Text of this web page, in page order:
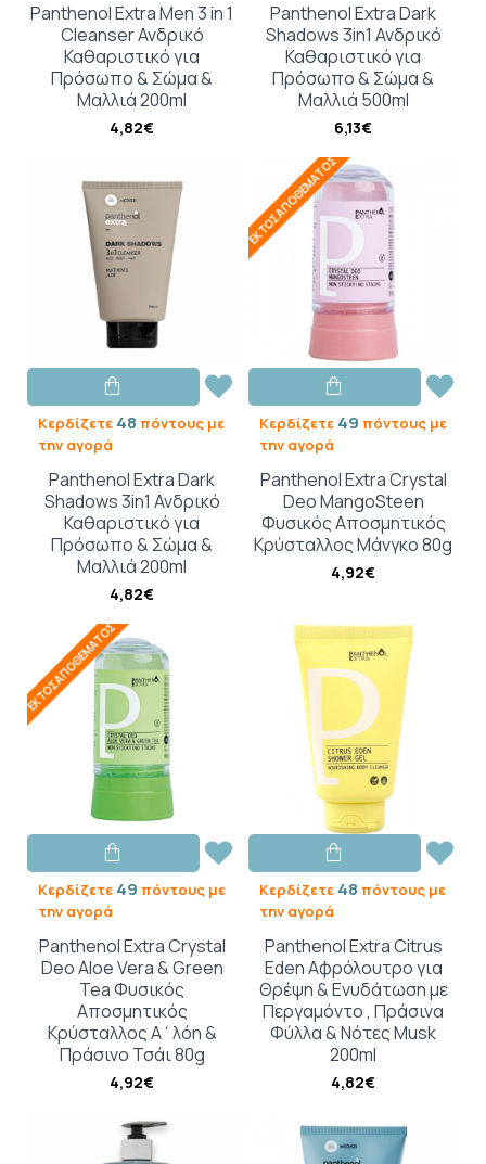
Panthenol Extra Men 3 in 1
Cleanser Ανδρικό
Καθαριστικό για
Πρόσωπο & Σώμα &
Μαλλιά 200ml
4,82€
Panthenol Extra Dark
Shadows 3in1 Ανδρικό
Καθαριστικό για
Πρόσωπο & Σώμα &
Μαλλιά 500ml
6,13€
Κερδίζετε 48 πόντους με
την αγορά
Panthenol Extra Dark
Shadows 3in1 Ανδρικό
Καθαριστικό για
Πρόσωπο & Σώμα &
Μαλλιά 200ml
4,82€
ΕΚΤΌΣ ΑΠΟΘΈΜΑΤΟΣ
Κερδίζετε 49 πόντους με
την αγορά
Panthenol Extra Crystal
Deo MangoSteen
Φυσικός Αποσμητικός
Κρύσταλλος Μάνγκο 80g
4,92€
ΕΚΤΌΣ ΑΠΟΘΈΜΑΤΟΣ
Κερδίζετε 49 πόντους με
την αγορά
Panthenol Extra Crystal
Deo Aloe Vera & Green
Tea Φυσικός
Αποσμητικός
Κρύσταλλος Α΄λόη &
Πράσινο Τσάι 80g
4,92€
Κερδίζετε 48 πόντους με
την αγορά
Panthenol Extra Citrus
Eden Αφρόλουτρο για
Θρέψη & Ενυδάτωση με
Περγαμόντο , Πράσινα
Φύλλα & Νότες Musk
200ml
4,82€